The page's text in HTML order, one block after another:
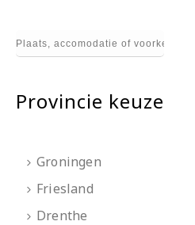
Provincie keuze
Groningen
Friesland
Drenthe